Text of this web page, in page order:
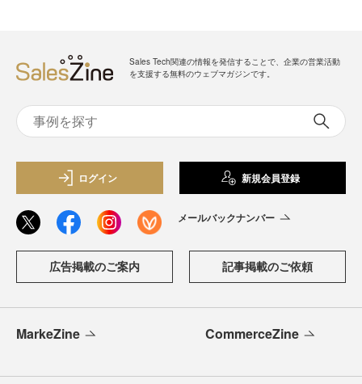
Sales Tech関連の情報を発信することで、企業の営業活動
を支援する無料のウェブマガジンです。
ログイン 新規会員登録
メールバックナンバー
広告掲載のご案内 記事掲載のご依頼
MarkeZine CommerceZine